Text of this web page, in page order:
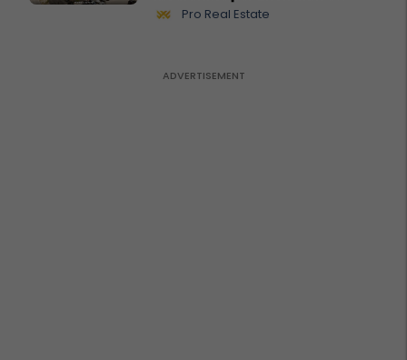
biznesit #15796
Pro Real Estate